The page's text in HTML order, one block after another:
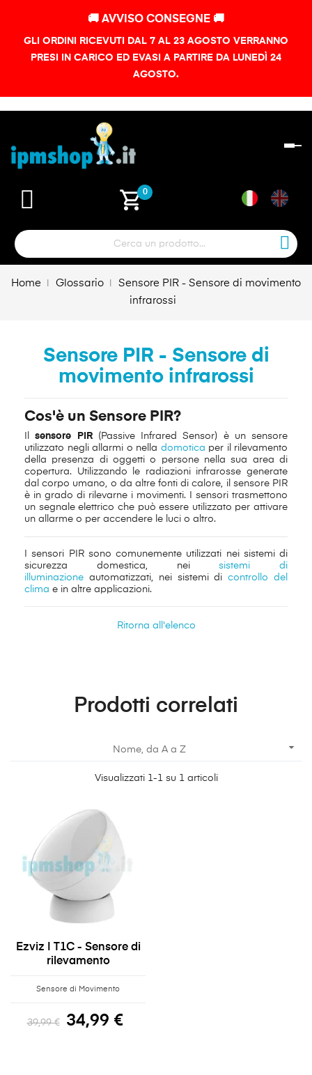
🚚 AVVISO CONSEGNE 🚚
GLI ORDINI RICEVUTI DAL 7 AL 23 AGOSTO VERRANNO
PRESI IN CARICO ED EVASI A PARTIRE DA LUNEDÌ 24
AGOSTO.
shopping_cart0
Home Glossario
Sensore PIR - Sensore di movimento
infrarossi
Sensore PIR - Sensore di
movimento infrarossi
Cos'è un Sensore PIR?
sensore PIR(Passive Infrared Sensor) è un sensore
utilizzato negli allarmi o nella domotica per il rilevamento
della presenza di oggetti o persone nella sua area di
copertura. Utilizzando le radiazioni infrarosse generate
dal corpo umano, o da altre fonti di calore, il sensore PIR
è in grado di rilevarne i movimenti. I sensori trasmettono
un segnale elettrico che può essere utilizzato per attivare
un allarme o per accendere le luci o altro.
I sensori PIR sono comunemente utilizzati nei sistemi di
sicurezza domestica, neisistemi di
illuminazione automatizzati, nei sistemi dicontrollo del
clima e in altre applicazioni.
Ritorna all'elenco
Prodotti correlati
Nome, da A a Z 
Visualizzati 1-1 su 1 articoli
Ezviz | T1C - Sensore di
rilevamento
Sensore di Movimento
39,99 € 34,99 €